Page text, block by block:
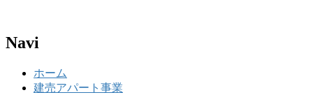
Navi
ホーム
建売アパート事業